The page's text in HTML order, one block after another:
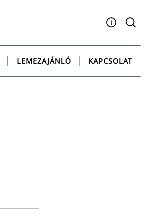
Facebook
YouTubeInstagram
TwitterSpotify
LEMEZAJÁNLÓ KAPCSOLAT